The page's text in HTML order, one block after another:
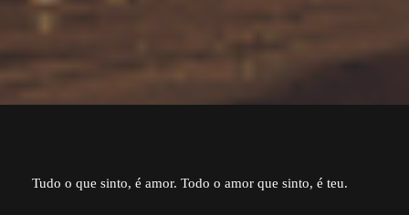
Tudo o que sinto, é amor. Todo o amor que sinto, é teu.